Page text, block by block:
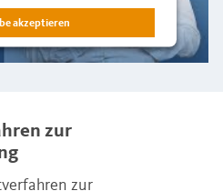
akzeptieren
lesen
zur
zur